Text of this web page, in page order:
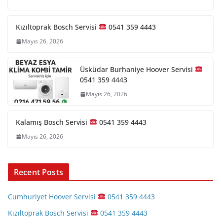
Kızıltoprak Bosch Servisi 0541 359 4443
Mayıs 26, 2026
Üsküdar Burhaniye Hoover Servisi
0541 359 4443
Mayıs 26, 2026
Kalamış Bosch Servisi 0541 359 4443
Mayıs 26, 2026
Recent Posts
Cumhuriyet Hoover Servisi
0541 359 4443
Kızıltoprak Bosch Servisi
0541 359 4443